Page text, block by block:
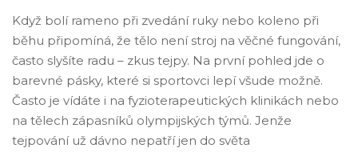
Když bolí rameno při zvedání ruky nebo koleno při
běhu připomíná, že tělo není stroj na věčné fungování,
často slyšíte radu – zkus tejpy. Na první pohled jde o
barevné pásky, které si sportovci lepí všude možně.
Často je vídáte i na fyzioterapeutických klinikách nebo
na tělech zápasníků olympijských týmů. Jenže
tejpování už dávno nepatří jen do světa